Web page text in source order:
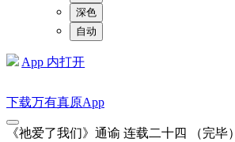
深色
自动
App 内打开
下载万有真原App
《祂爱了我们》通谕 连载二十四 （完毕）